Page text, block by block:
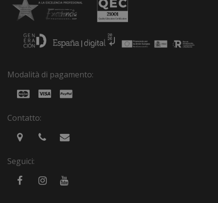
Modalità di pagamento:
Contatto:
Seguici: